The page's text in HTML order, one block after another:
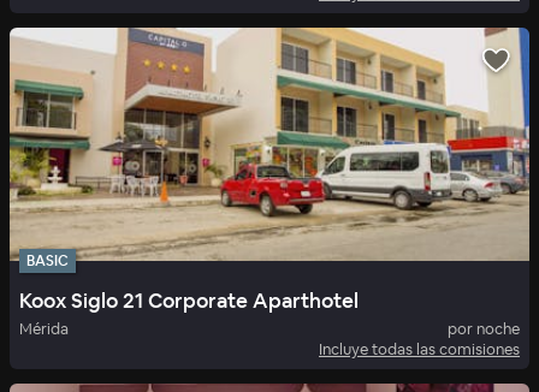
BASIC
Koox Siglo 21 Corporate Aparthotel
Mérida
por noche
Incluye todas las comisiones